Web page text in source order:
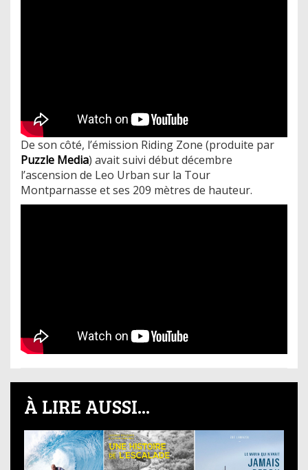
De son côté, l’émission Riding Zone (produite par
Puzzle Media) avait suivi début décembre
l’ascension de Leo Urban sur la Tour
Montparnasse et ses 209 mètres de hauteur.
À LIRE AUSSI...